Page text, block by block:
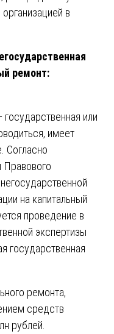
в
ремонт:
или
имеет
Согласно
Правового
на капитальный
проведение в
экспертизы
государственная
ремонта,
средств
рублей.